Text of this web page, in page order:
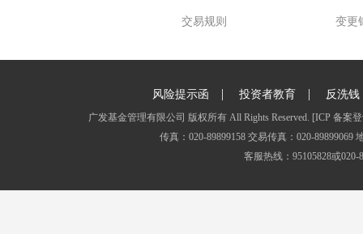
交易规则 变更
风险提示函 | 投资者教育 | 反洗钱
广发基金管理有限公司 版权所有 All Rights Reserved. [ICP 备案
传真：020-89899158 交易传真：020-
客服热线：95105828或020-